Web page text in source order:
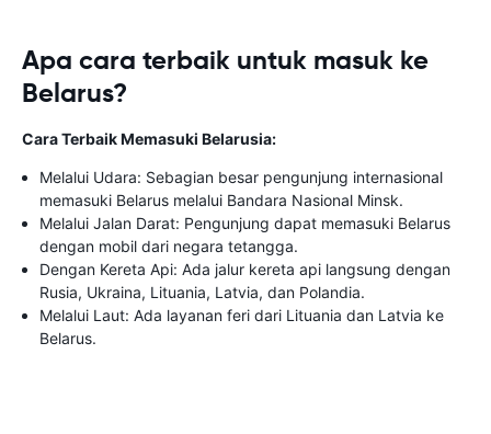
Apa cara terbaik untuk masuk ke
Belarus?
Cara Terbaik Memasuki Belarusia:
Melalui Udara: Sebagian besar pengunjung internasional
memasuki Belarus melalui Bandara Nasional Minsk.
Melalui Jalan Darat: Pengunjung dapat memasuki Belarus
dengan mobil dari negara tetangga.
Dengan Kereta Api: Ada jalur kereta api langsung dengan
Rusia, Ukraina, Lituania, Latvia, dan Polandia.
Melalui Laut: Ada layanan feri dari Lituania dan Latvia ke
Belarus.